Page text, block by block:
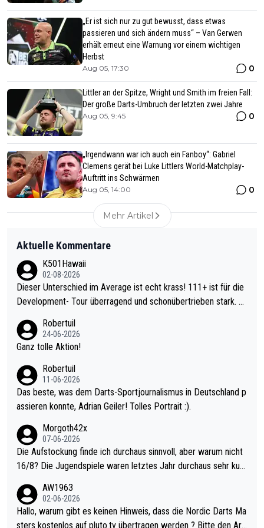
„Er ist sich nur zu gut bewusst, dass etwas
passieren und sich ändern muss“ – Van Gerwen
erhält erneut eine Warnung vor einem wichtigen
Herbst
Aug 05, 17:30 0
Littler an der Spitze, Wright und Smith im freien Fall:
Der große Darts-Umbruch der letzten zwei Jahre
Aug 05, 9:45 0
„Irgendwann war ich auch ein Fanboy“: Gabriel
Clemens gerät bei Luke Littlers World-Matchplay-
Auftritt ins Schwärmen
Aug 05, 14:00 0
Mehr Artikel
Aktuelle Kommentare
K501Hawaii
02-08-2026
Dieser Unterschied im Average ist echt krass! 111+ ist für die
Development- Tour überragend und schonübertrieben stark. U
mal 40+ erst recht. Da gewinnst keinen Blumentopf - ist ja noc
h krasser wie ein Pokalspiel eines Kreisligisten vs einem Bund
Robertuil
24-06-2026
Ganz tolle Aktion!
Robertuil
11-06-2026
Das beste, was dem Darts-Sportjournalismus in Deutschland p
assieren konnte, Adrian Geiler! Tolles Portrait :).
Morgoth42x
07-06-2026
Die Aufstockung finde ich durchaus sinnvoll, aber warum nicht
16/8? Die Jugendspiele waren letztes Jahr durchaus sehr kurz
Allerdings ist Mitchell Lawrie als Nummer 1 der Welt eh qualifi
ziert. Somit ändert die automatische Qualifikation des Weltmei
sters erstmal nichts. Ich denke sie wollen damit für nächstes J
AW1963
02-06-2026
Hallo, warum gibt es keinen Hinweis, dass die Nordic Darts Ma
sters kostenlos auf pluto.tv übertragen werden ? Bitte den Arti